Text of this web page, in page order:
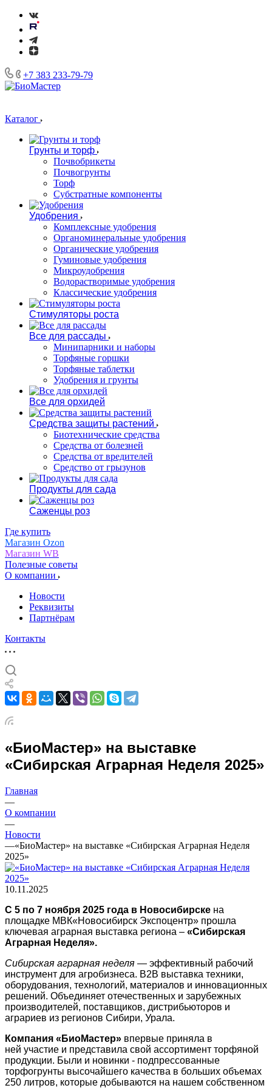
+7 383 233-79-79
Каталог
Грунты и торф
Почвобрикеты
Почвогрунты
Торф
Субстратные компоненты
Удобрения
Комплексные удобрения
Органоминеральные удобрения
Органические удобрения
Гуминовые удобрения
Микроудобрения
Водорастворимые удобрения
Классические удобрения
Стимуляторы роста
Все для рассады
Минипарники и наборы
Торфяные горшки
Торфяные таблетки
Удобрения и грунты
Все для орхидей
Средства защиты растений
Биотехнические средства
Средства от болезней
Средства от вредителей
Средство от грызунов
Продукты для сада
Саженцы роз
Где купить
Магазин Ozon
Магазин WB
Полезные советы
О компании
Новости
Реквизиты
Партнёрам
Контакты
«БиоМастер» на выставке
«Сибирская Аграрная Неделя 2025»
Главная
—
О компании
—
Новости
—«БиоМастер» на выставке «Сибирская Аграрная Неделя
2025»
10.11.2025
С 5 по 7 ноября 2025 года в Новосибирске на
площадке МВК«Новосибирск Экспоцентр» прошла
ключевая аграрная выставка региона – «Сибирская
Аграрная Неделя».
Сибирская аграрная неделя — эффективный рабочий
инструмент для агробизнеса. B2B выставка техники,
оборудования, технологий, материалов и инновационных
решений. Объединяет отечественных и зарубежных
производителей, поставщиков, дистрибьюторов и
аграриев из регионов Сибири, Урала.
Компания «БиоМастер» впервые приняла в
ней участие и представила свой ассортимент торфяной
продукции. Были и новинки - подпрессованные
торфогрунты высочайшего качества в больших объемах
250 литров, которые добываются на нашем собственном